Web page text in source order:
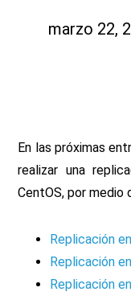
marzo 22,
En las próximas
realizar una
CentOS, por medio
Replicación
Replicación
Replicación